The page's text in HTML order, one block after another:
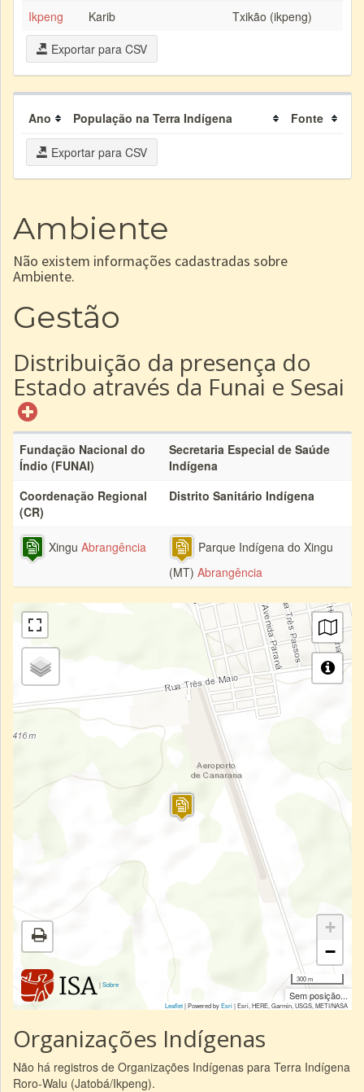
Ikpeng Karib
Txikão (ikpeng)
Exportar para CSV
Ano População na Terra Indígena Fonte
Exportar para CSV
Ambiente
Não existem informações cadastradas sobre
Ambiente.
Gestão
Distribuição da presença do
Estado através da Funai e Sesai
Fundação Nacional do
Índio (FUNAI)
Secretaria Especial de Saúde
Indígena
Coordenação Regional
(CR)
Distrito Sanitário Indígena
Xingu Abrangência
Parque Indígena do Xingu
(MT) Abrangência
|Sobre
+
−
300 m
Sem posição...
Leaflet| Powered byEsri|Esri, HERE, Garmin, USGS, METI/NASA
Organizações Indígenas
Não há registros de Organizações Indígenas para Terra Indígena
Roro-Walu (Jatobá/Ikpeng).